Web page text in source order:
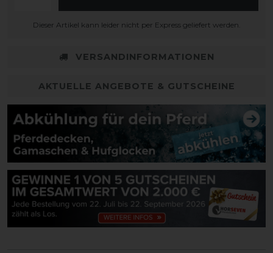
Dieser Artikel kann leider nicht per Express geliefert werden.
VERSANDINFORMATIONEN
AKTUELLE ANGEBOTE & GUTSCHEINE